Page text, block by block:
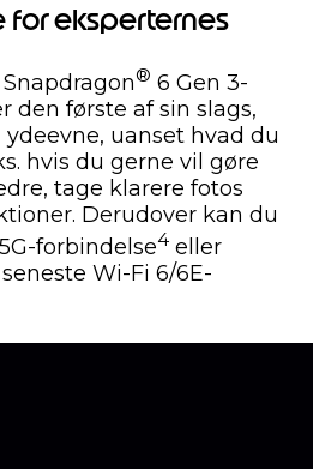
for eksperternes
Snapdragon® 6 Gen 3-
den første af sin slags,
uanset hvad du
hvis du gerne vil gøre
tage klarere fotos
Derudover kan du
forbindelse4 eller
Wi-Fi 6/6E-